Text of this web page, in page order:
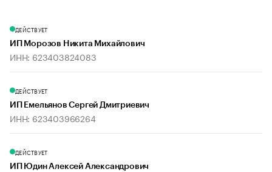
ДЕЙСТВУЕТ
ИП Морозов Никита Михайлович
ИНН: 623403824083
ДЕЙСТВУЕТ
ИП Емельянов Сергей Дмитриевич
ИНН: 623403966264
ДЕЙСТВУЕТ
ИП Юдин Алексей Александрович